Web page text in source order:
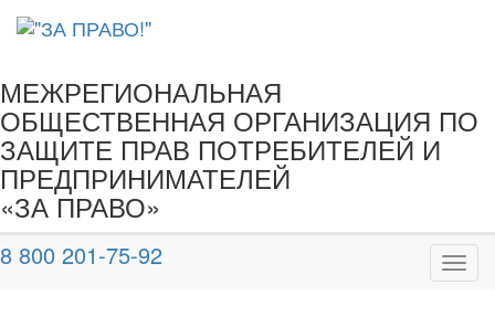
МЕЖРЕГИОНАЛЬНАЯ
ОБЩЕСТВЕННАЯ ОРГАНИЗАЦИЯ ПО
ЗАЩИТЕ ПРАВ ПОТРЕБИТЕЛЕЙ И
ПРЕДПРИНИМАТЕЛЕЙ
«ЗА ПРАВО»
8 800 201-75-92